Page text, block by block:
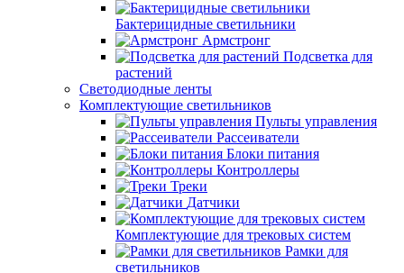
Бактерицидные светильники
Армстронг
Подсветка для
растений
Светодиодные ленты
Комплектующие светильников
Пульты управления
Рассеиватели
Блоки питания
Контроллеры
Треки
Датчики
Комплектующие для трековых систем
Рамки для
светильников